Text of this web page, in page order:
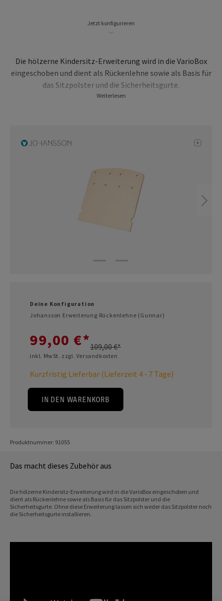
Jetzt konfigurieren
Die hölzerne Kindersitz-Erweiterung wird in die VarioBox
eingeschoben und dient als Rückenlehne sowie als Basis für
das Sitzpolster und die Sicherheitsgurte.
Weiterlesen
Deine Konfiguration
Johansson Erweiterung Rückenlehne (Gunnar)
99,00 €*109,00 €*
inkl. MwSt. zzgl. Versandkosten
Kurzfristig Lieferbar (Lieferzeit 4 - 7 Tage)
IN DEN WARENKORB
Produktnummer: 91055
Das macht dieses Zubehör aus
Die hölzerne Kindersitz-Erweiterung wird in die VarioBox eingeschoben und
dient als Rückenlehne sowie als Basis für das Sitzpolster und die
Sicherheitsgurte. Ohne diese Erweiterung lassen sich weder das Sitzpolster noch
die Sicherheitsgurte installieren.